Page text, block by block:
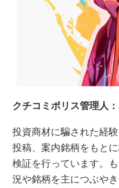
クチコミポリス管理人
投資商材に騙された経
投稿、案内銘柄をもと
検証を行っています。
況や銘柄を主につぶやき